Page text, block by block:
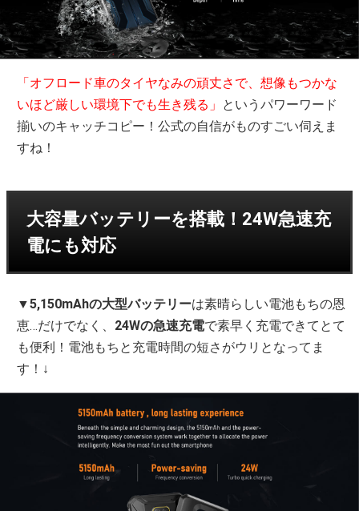
「オフロード車のタイヤなみの頑丈さで、想像もつかな
いほど厳しい環境下でも生き残る」 というパワーワード
揃いのキャッチコピー！公式の自信がものすごい伺えま
すね！
大容量バッテリーを搭載！24W急速充
電にも対応
▼5,150mAhの大型バッテリーは素晴らしい電池もちの恩
恵…だけでなく、 24Wの急速充電で素早く充電できてとて
も便利！電池もちと充電時間の短さがウリとなってま
す！↓